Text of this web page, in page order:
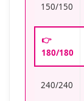
150/150
👉
180/180
240/240